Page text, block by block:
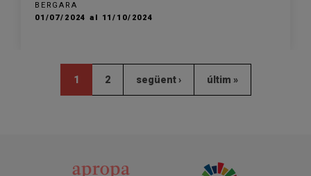
BERGARA
01/07/2024 al 11/10/2024
1 2 següent › últim »